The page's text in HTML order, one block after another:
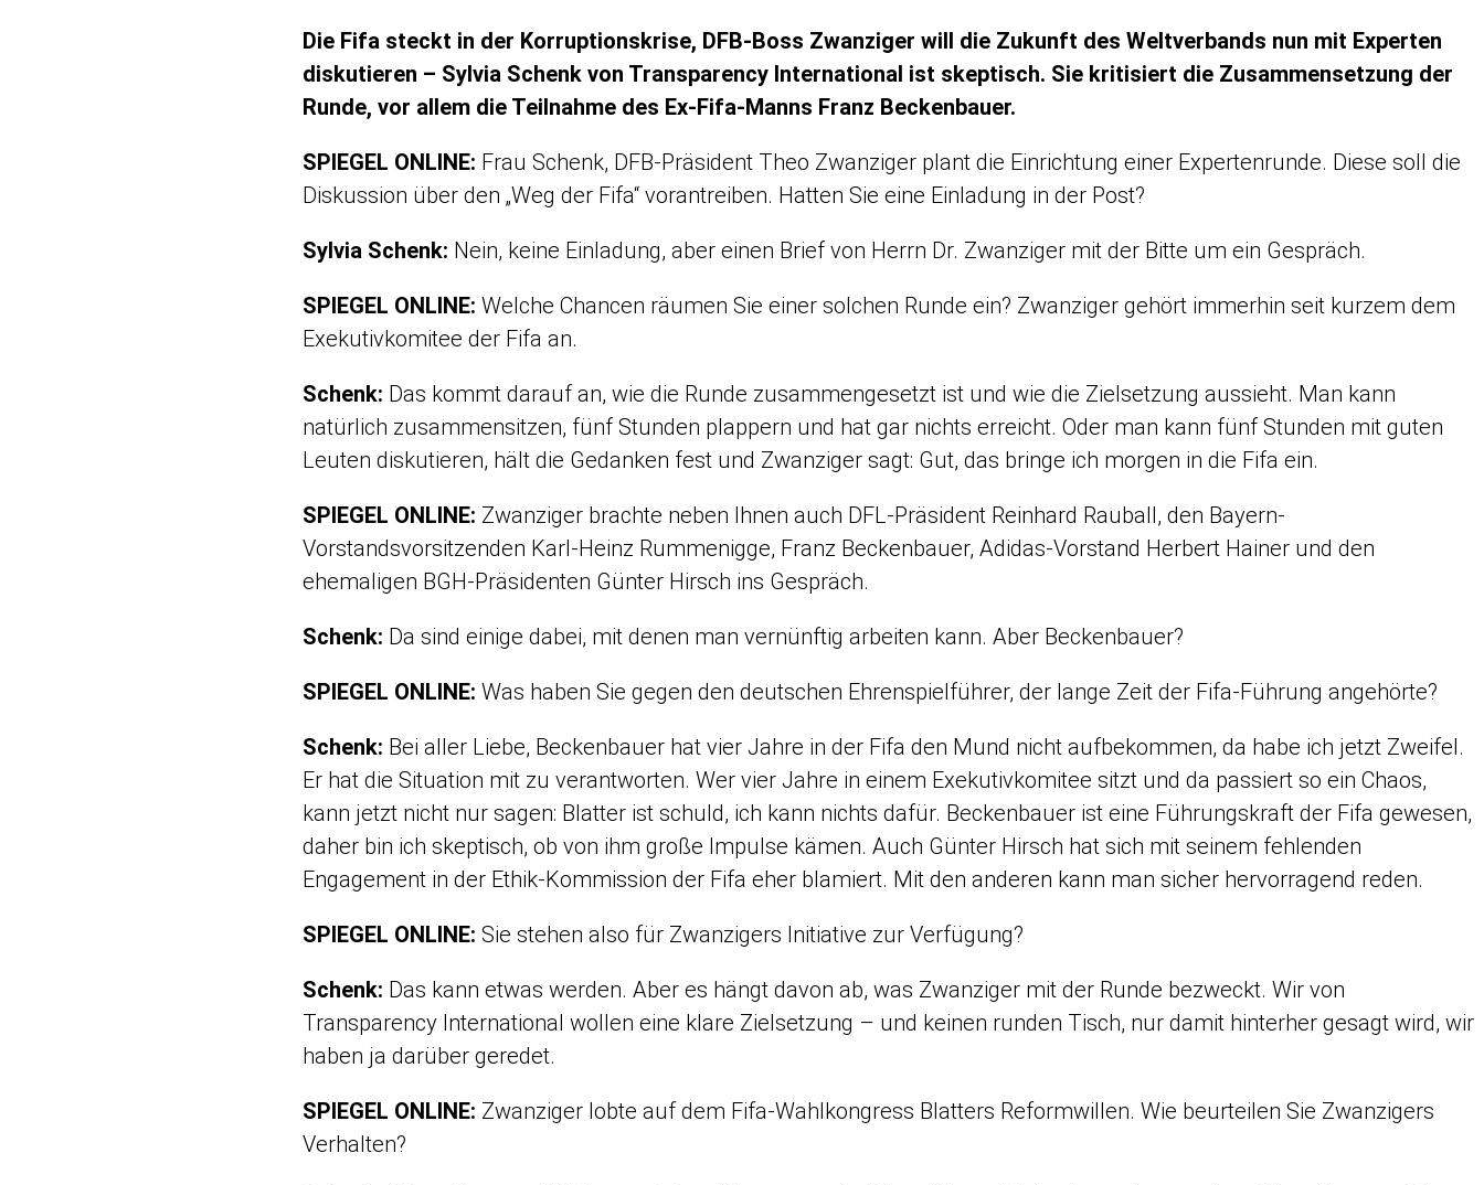
Die Fifa steckt in der Korruptionskrise, DFB-Boss Zwanziger will die Zukunft des Weltverbands nun mit Experten
diskutieren – Sylvia Schenk von Transparency International ist skeptisch. Sie kritisiert die Zusammensetzung der
Runde, vor allem die Teilnahme des Ex-Fifa-Manns Franz Beckenbauer.
SPIEGEL ONLINE: Frau Schenk, DFB-Präsident Theo Zwanziger plant die Einrichtung einer Expertenrunde. Diese soll die
Diskussion über den „Weg der Fifa“ vorantreiben. Hatten Sie eine Einladung in der Post?
Sylvia Schenk: Nein, keine Einladung, aber einen Brief von Herrn Dr. Zwanziger mit der Bitte um ein Gespräch.
SPIEGEL ONLINE: Welche Chancen räumen Sie einer solchen Runde ein? Zwanziger gehört immerhin seit kurzem dem
Exekutivkomitee der Fifa an.
Schenk: Das kommt darauf an, wie die Runde zusammengesetzt ist und wie die Zielsetzung aussieht. Man kann
natürlich zusammensitzen, fünf Stunden plappern und hat gar nichts erreicht. Oder man kann fünf Stunden mit guten
Leuten diskutieren, hält die Gedanken fest und Zwanziger sagt: Gut, das bringe ich morgen in die Fifa ein.
SPIEGEL ONLINE: Zwanziger brachte neben Ihnen auch DFL-Präsident Reinhard Rauball, den Bayern-
Vorstandsvorsitzenden Karl-Heinz Rummenigge, Franz Beckenbauer, Adidas-Vorstand Herbert Hainer und den
ehemaligen BGH-Präsidenten Günter Hirsch ins Gespräch.
Schenk: Da sind einige dabei, mit denen man vernünftig arbeiten kann. Aber Beckenbauer?
SPIEGEL ONLINE: Was haben Sie gegen den deutschen Ehrenspielführer, der lange Zeit der Fifa-Führung angehörte?
Schenk: Bei aller Liebe, Beckenbauer hat vier Jahre in der Fifa den Mund nicht aufbekommen, da habe ich jetzt Zweifel.
Er hat die Situation mit zu verantworten. Wer vier Jahre in einem Exekutivkomitee sitzt und da passiert so ein Chaos,
kann jetzt nicht nur sagen: Blatter ist schuld, ich kann nichts dafür. Beckenbauer ist eine Führungskraft der Fifa gewesen,
daher bin ich skeptisch, ob von ihm große Impulse kämen. Auch Günter Hirsch hat sich mit seinem fehlenden
Engagement in der Ethik-Kommission der Fifa eher blamiert. Mit den anderen kann man sicher hervorragend reden.
SPIEGEL ONLINE: Sie stehen also für Zwanzigers Initiative zur Verfügung?
Schenk: Das kann etwas werden. Aber es hängt davon ab, was Zwanziger mit der Runde bezweckt. Wir von
Transparency International wollen eine klare Zielsetzung – und keinen runden Tisch, nur damit hinterher gesagt wird, wir
haben ja darüber geredet.
SPIEGEL ONLINE: Zwanziger lobte auf dem Fifa-Wahlkongress Blatters Reformwillen. Wie beurteilen Sie Zwanzigers
Verhalten?